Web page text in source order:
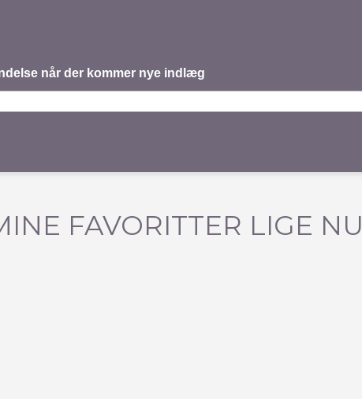
når der kommer nye indlæg
FAVORITTER LIGE NU